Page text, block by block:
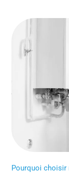
Pourquoi choisir